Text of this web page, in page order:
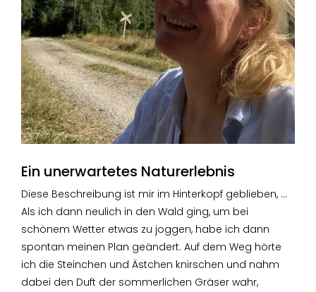
Ein unerwartetes Naturerlebnis
Diese Beschreibung ist mir im Hinterkopf geblieben, …
Als ich dann neulich in den Wald ging, um bei
schönem Wetter etwas zu joggen, habe ich dann
spontan meinen Plan geändert. Auf dem Weg hörte
ich die Steinchen und Ästchen knirschen und nahm
dabei den Duft der sommerlichen Gräser wahr,